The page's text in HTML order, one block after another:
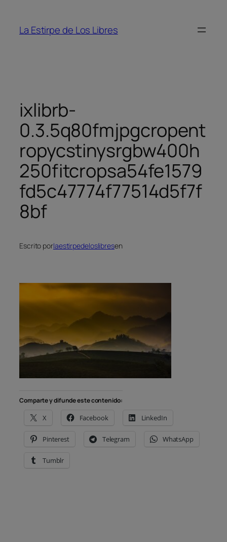
contenido
La Estirpe de Los Libres
ixlibrb-
0.3.5q80fmjpgcropent
ropycstinysrgbw400h
250fitcropsa54fe1579
fd5c47774f77514d5f7f
8bf
Escrito porlaestirpedeloslibresen
Comparte y difunde este contenido:
X Facebook LinkedIn
Pinterest Telegram WhatsApp
Tumblr